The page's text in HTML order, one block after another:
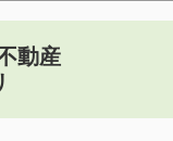
動産